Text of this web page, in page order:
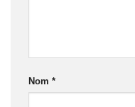
Nom *